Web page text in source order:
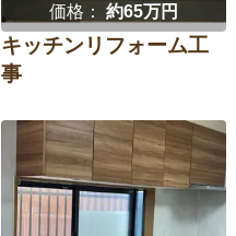
価格： 約65万円
キッチンリフォーム工
事